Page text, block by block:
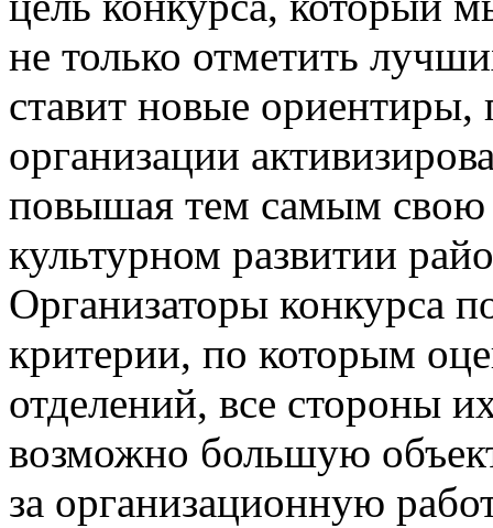
не только отметить
ставит новые
организации
повышая тем самым свою
культурном развитии
Организаторы конкурса
критерии, по которым
отделений, все стороны
возможно большую
за организационную